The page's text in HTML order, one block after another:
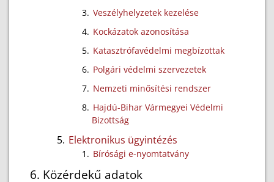
Veszélyhelyzetek kezelése
Kockázatok azonosítása
Katasztrófavédelmi megbízottak
Polgári védelmi szervezetek
Nemzeti minősítési rendszer
Hajdú-Bihar Vármegyei Védelmi
Bizottság
Elektronikus ügyintézés
Bírósági e-nyomtatvány
Közérdekű adatok